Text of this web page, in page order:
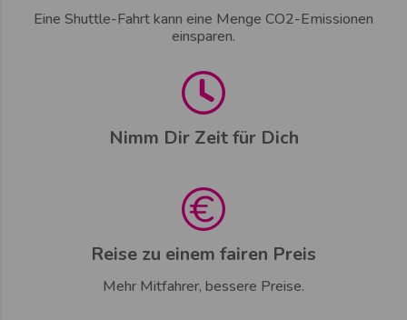
Eine Shuttle-Fahrt kann eine Menge CO2-Emissionen
einsparen.
Nimm Dir Zeit für Dich
Reise zu einem fairen Preis
Mehr Mitfahrer, bessere Preise.